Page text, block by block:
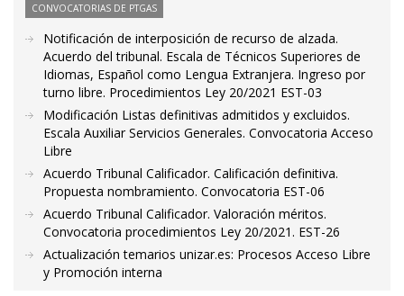
CONVOCATORIAS DE PTGAS
Notificación de interposición de recurso de alzada.
Acuerdo del tribunal. Escala de Técnicos Superiores de
Idiomas, Español como Lengua Extranjera. Ingreso por
turno libre. Procedimientos Ley 20/2021 EST-03
Modificación Listas definitivas admitidos y excluidos.
Escala Auxiliar Servicios Generales. Convocatoria Acceso
Libre
Acuerdo Tribunal Calificador. Calificación definitiva.
Propuesta nombramiento. Convocatoria EST-06
Acuerdo Tribunal Calificador. Valoración méritos.
Convocatoria procedimientos Ley 20/2021. EST-26
Actualización temarios unizar.es: Procesos Acceso Libre
y Promoción interna